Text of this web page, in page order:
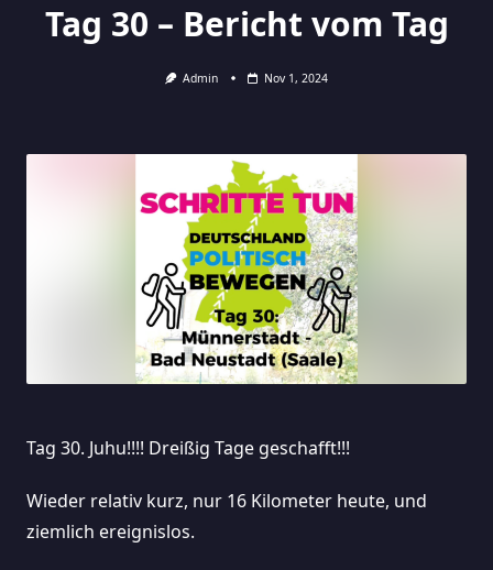
Tag 30 – Bericht vom Tag
Admin Nov 1, 2024
Tag 30. Juhu!!!! Dreißig Tage geschafft!!!
Wieder relativ kurz, nur 16 Kilometer heute, und
ziemlich ereignislos.